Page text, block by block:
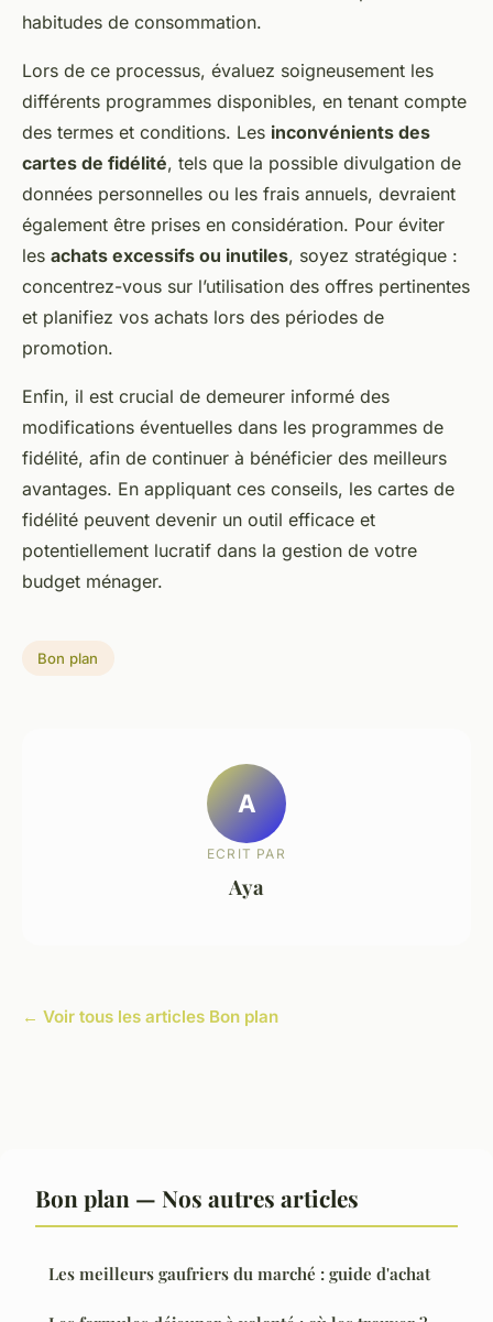
habitudes de consommation.
Lors de ce processus, évaluez soigneusement les
différents programmes disponibles, en tenant compte
des termes et conditions. Les inconvénients des
cartes de fidélité, tels que la possible divulgation de
données personnelles ou les frais annuels, devraient
également être prises en considération. Pour éviter
les achats excessifs ou inutiles, soyez stratégique :
concentrez-vous sur l’utilisation des offres pertinentes
et planifiez vos achats lors des périodes de
promotion.
Enfin, il est crucial de demeurer informé des
modifications éventuelles dans les programmes de
fidélité, afin de continuer à bénéficier des meilleurs
avantages. En appliquant ces conseils, les cartes de
fidélité peuvent devenir un outil efficace et
potentiellement lucratif dans la gestion de votre
budget ménager.
Bon plan
A
ECRIT PAR
Aya
← Voir tous les articles Bon plan
Bon plan — Nos autres articles
Les meilleurs gaufriers du marché : guide d'achat